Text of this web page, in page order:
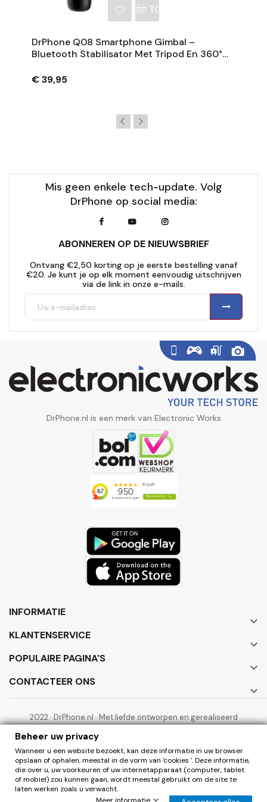
TOEVOEGEN AAN
DrPhone Q08 Smartphone Gimbal –
Bluetooth Stabilisator Met Tripod En 360°
€ 39,95
Mis geen enkele tech-update. Volg
DrPhone op social media:
ABONNEREN OP DE NIEUWSBRIEF
Ontvang €2,50 korting op je eerste bestelling vanaf
€20. Je kunt je op elk moment eenvoudig uitschrijven
via de link in onze e-mails.
DrPhone.nl is een merk van Electronic Works
INFORMATIE

KLANTENSERVICE

POPULAIRE PAGINA'S

CONTACTEER ONS

2022 · DrPhone.nl · Met liefde ontworpen en gerealiseerd
0
Beheer uw privacy
Wanneer u een website bezoekt, kan deze informatie in uw browser
opslaan of ophalen, meestal in de vorm van 'cookies '. Deze informatie,
die over u, uw voorkeuren of uw internetapparaat (computer, tablet
of mobiel) zou kunnen gaan, wordt meestal gebruikt om de site te
laten werken zoals u verwacht.